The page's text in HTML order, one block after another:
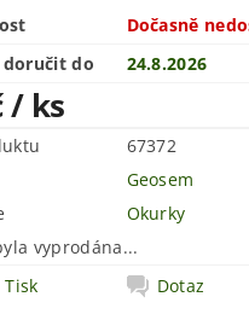
Dočasně
doručit do
24.8.2026
/ ks
67372
Geosem
Okurky
vyprodána...
Tisk
Dotaz